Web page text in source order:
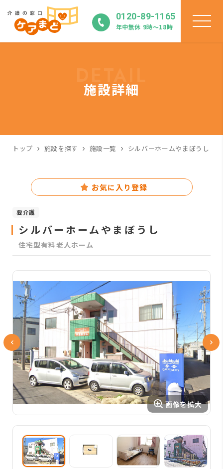
0120-89-1165
年中無休 9時〜18時
施設詳細
トップ 施設を探す 施設一覧 シルバーホームやまぼうし
お気に入り登録
要介護
シルバーホームやまぼうし
住宅型有料老人ホーム